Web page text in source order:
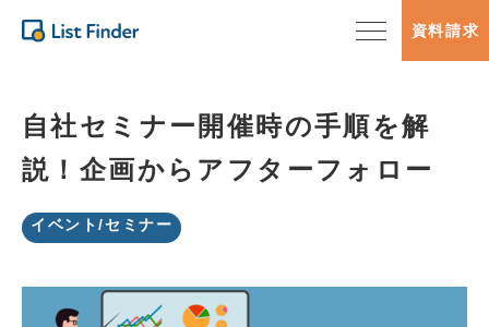
資料請求
自社セミナー開催時の手順を解
説！企画からアフターフォロー
イベント/セミナー